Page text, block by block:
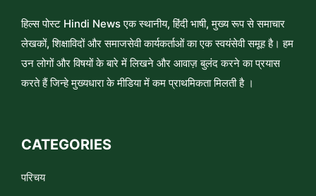
हिल्स पोस्ट Hindi News एक स्थानीय, हिंदी भाषी, मुख्य रूप से समाचार
लेखकों, शिक्षाविदों और समाजसेवी कार्यकर्ताओं का एक स्वयंसेवी समूह है। हम
उन लोगों और विषयों के बारे में लिखने और आवाज़ बुलंद करने का प्रयास
करते हैं जिन्हे मुख्यधारा के मीडिया में कम प्राथमिकता मिलती है ।
CATEGORIES
परिचय